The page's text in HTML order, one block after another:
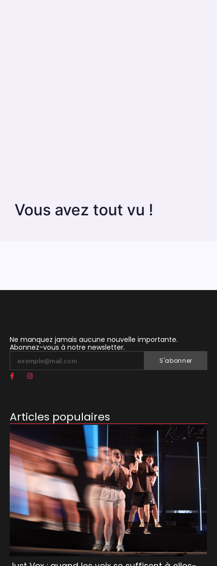
Vous avez tout vu !
Ne manquez jamais aucune nouvelle importante.
Abonnez-vous à notre newsletter.
S'abonner
Articles populaires